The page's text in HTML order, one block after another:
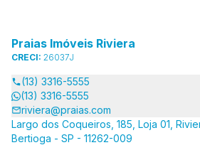
Praias Imóveis Riviera
CRECI: 26037J
(13) 3316-5555
(13) 3316-5555
riviera@praias.com
Largo dos Coqueiros, 185, Loja 01,
Bertioga - SP - 11262-009